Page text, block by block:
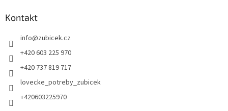
Kontakt
info@zubicek.cz
+420 603 225 970
+420 737 819 717
lovecke_potreby_zubicek
+420603225970